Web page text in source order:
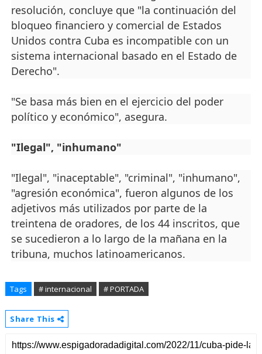
resolución, concluye que "la continuación del
bloqueo financiero y comercial de Estados
Unidos contra Cuba es incompatible con un
sistema internacional basado en el Estado de
Derecho".
"Se basa más bien en el ejercicio del poder
político y económico", asegura.
"Ilegal", "inhumano"
"Ilegal", "inaceptable", "criminal", "inhumano",
"agresión económica", fueron algunos de los
adjetivos más utilizados por parte de la
treintena de oradores, de los 44 inscritos, que
se sucedieron a lo largo de la mañana en la
tribuna, muchos latinoamericanos.
Tags # internacional # PORTADA
Share This